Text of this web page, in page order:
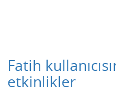
Fatih
etkinlikler